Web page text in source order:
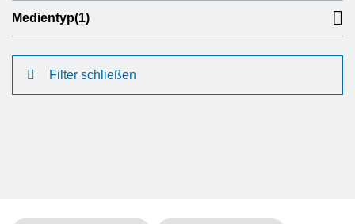
Medientyp(1)
Filter schließen